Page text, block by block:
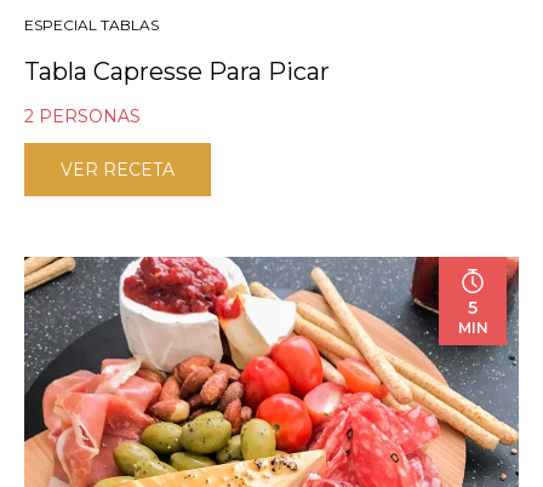
ESPECIAL TABLAS
Tabla Capresse Para Picar
2 PERSONAS
VER RECETA
5
MIN